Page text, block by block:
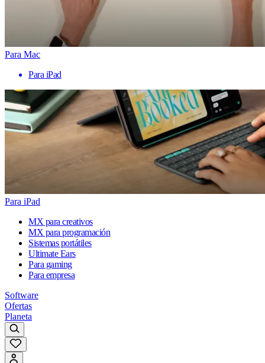
Para Mac
Para iPad
Para iPad
MX para creativos
MX para programación
Sistemas portátiles
Ultimate Ears
Para gaming
Para empresa
Software
Ofertas
Planeta